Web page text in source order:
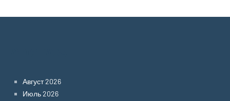
Август 2026
Июль 2026